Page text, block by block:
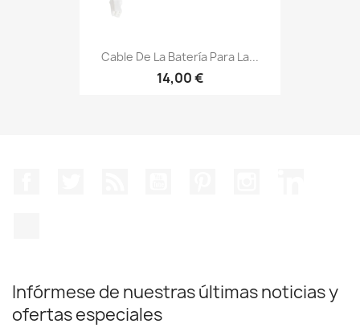
Cable De La Batería Para La...
14,00 €
Infórmese de nuestras últimas noticias y
ofertas especiales